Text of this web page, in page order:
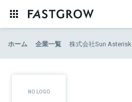
ホーム 企業一覧 株式会社Sun Asterisk